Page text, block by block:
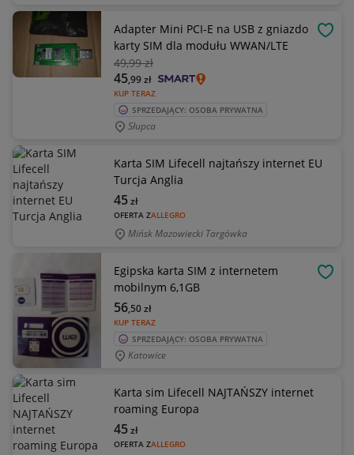
Adapter Mini PCI-E na USB z gniazdo
karty SIM dla modułu WWAN/LTE
49,99 zł
KUP TERAZ
45,99zł
SPRZEDAJĄCY: OSOBA PRYWATNA
Słupca
Karta SIM Lifecell najtańszy internet EU
Turcja Anglia
OFERTA ZALLEGRO
45zł
Mińsk Mazowiecki Targówka
Egipska karta SIM z internetem
mobilnym 6,1GB
KUP TERAZ
56,50zł
SPRZEDAJĄCY: OSOBA PRYWATNA
Katowice
Karta sim Lifecell NAJTAŃSZY internet
roaming Europa
OFERTA ZALLEGRO
45zł